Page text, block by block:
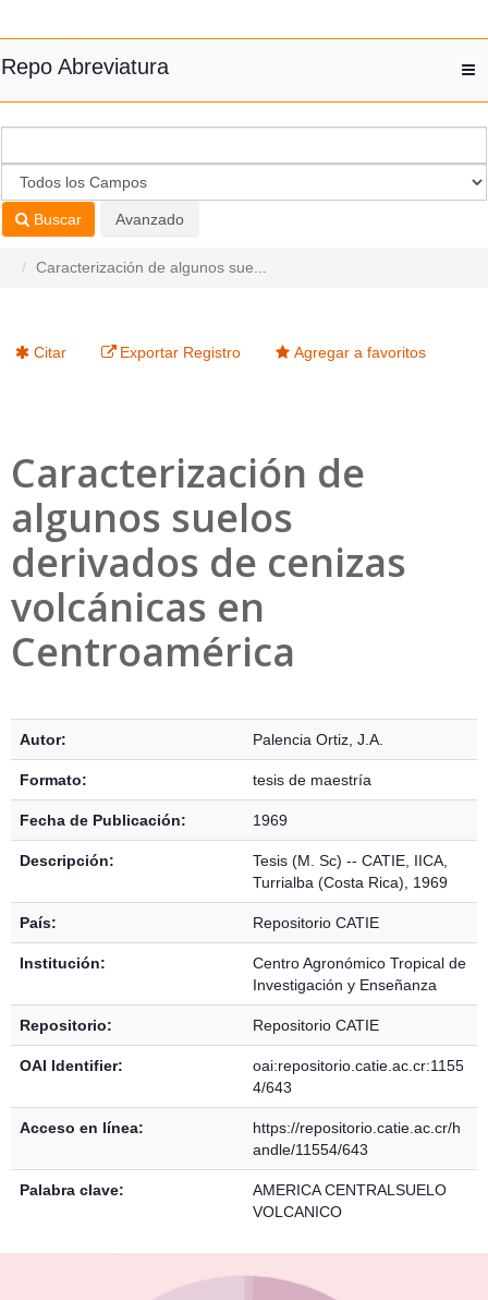
Repo Abreviatura
Buscar Avanzado
Caracterización de algunos sue...
Citar Exportar Registro Agregar a favoritos
Caracterización de
algunos suelos
derivados de cenizas
volcánicas en
Centroamérica
Autor: Palencia Ortiz, J.A.
Formato: tesis de maestría
Fecha de Publicación: 1969
Descripción:
Tesis (M. Sc) -- CATIE, IICA,
Turrialba (Costa Rica), 1969
País: Repositorio CATIE
Institución:
Centro Agronómico Tropical de
Investigación y Enseñanza
Repositorio: Repositorio CATIE
OAI Identifier:
oai:repositorio.catie.ac.cr:1155
4/643
Acceso en línea:
https://repositorio.catie.ac.cr/h
andle/11554/643
Palabra clave:
AMERICA CENTRALSUELO
VOLCANICO